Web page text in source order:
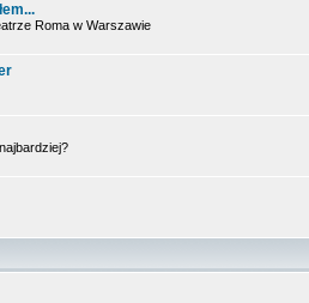
Roma w Warszawie